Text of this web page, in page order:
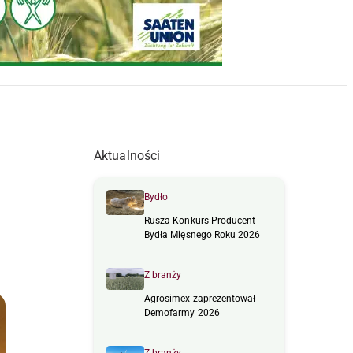
Aktualności
Bydło
Rusza Konkurs Producent
Bydła Mięsnego Roku 2026
Z branży
Agrosimex zaprezentował
Demofarmy 2026